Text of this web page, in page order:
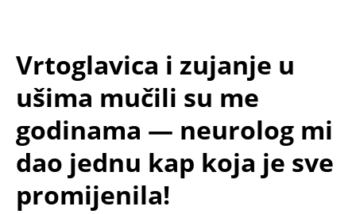
Vrtoglavica i zujanje u
ušima mučili su me
godinama — neurolog mi
dao jednu kap koja je sve
promijenila!